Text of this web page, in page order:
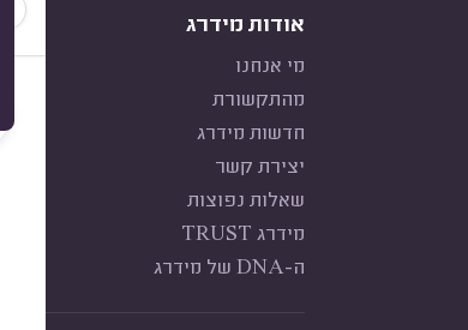
אודות מידרג
מי אנחנו
מהתקשורת
חדשות מידרג
יצירת קשר
שאלות נפוצות
מידרג TRUST
ה-DNA של מידרג